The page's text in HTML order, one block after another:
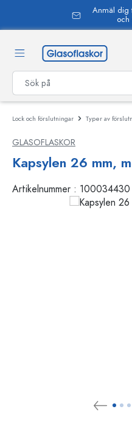
Anmäl dig
och
Lock och förslutningar Typer av
GLASOFLASKOR
Kapsylen 26 mm,
Artikelnummer : 100034430